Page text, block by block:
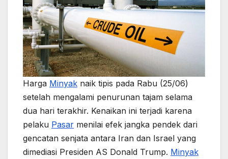
Harga Minyak naik tipis pada Rabu (25/06)
setelah mengalami penurunan tajam selama
dua hari terakhir. Kenaikan ini terjadi karena
pelaku Pasar menilai efek jangka pendek dari
gencatan senjata antara Iran dan Israel yang
dimediasi Presiden AS Donald Trump. Minyak